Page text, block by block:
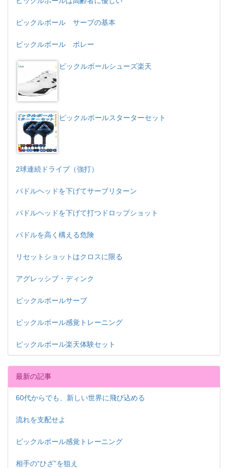
ピックルボール サーブの基本
ピックルボール ボレー
ピックルボールシューズ楽天
ピックルボールスターターセット
2球連続ドライブ（強打）
パドルヘッドを下げてサーブリターン
パドルヘッドを下げて打つドロップショット
パドルを高く構える危険
リセットショットはクロスに限る
アグレッシブ・ディンク
ピックルボールサーブ
ピックルボール感覚トレーニング
ピックルボール楽天体験セット
最新の記事
60代からでも、新しい世界に飛び込める
流れを支配せよ
ピックルボール感覚トレーニング
相手の“ひざ”を狙え